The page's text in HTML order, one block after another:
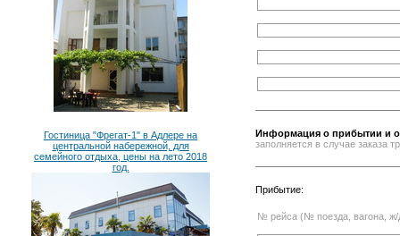
Гостиница "Фрегат-1" в Адлере на
центральной набережной, для
семейного отдыха, цены на лето 2018
год.
Информация о прибытии и
заполняется в случае заказа
Прибытие:
№ рейса (№ поезда, вагона, ж/